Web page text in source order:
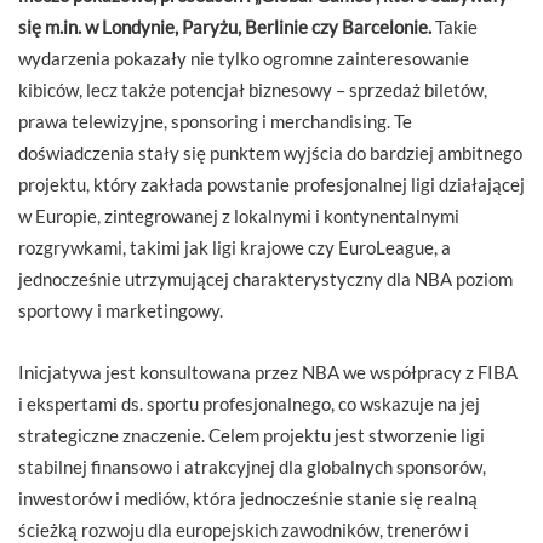
się m.in. w Londynie, Paryżu, Berlinie czy Barcelonie.Takie
wydarzenia pokazały nie tylko ogromne zainteresowanie
kibiców, lecz także potencjał biznesowy – sprzedaż biletów,
prawa telewizyjne, sponsoring i merchandising. Te
doświadczenia stały się punktem wyjścia do bardziej ambitnego
projektu, który zakłada powstanie profesjonalnej ligi działającej
w Europie, zintegrowanej z lokalnymi i kontynentalnymi
rozgrywkami, takimi jak ligi krajowe czy EuroLeague, a
jednocześnie utrzymującej charakterystyczny dla NBA poziom
sportowy i marketingowy.
Inicjatywa jest konsultowana przez NBA we współpracy z FIBA
i ekspertami ds. sportu profesjonalnego, co wskazuje na jej
strategiczne znaczenie. Celem projektu jest stworzenie ligi
stabilnej finansowo i atrakcyjnej dla globalnych sponsorów,
inwestorów i mediów, która jednocześnie stanie się realną
ścieżką rozwoju dla europejskich zawodników, trenerów i